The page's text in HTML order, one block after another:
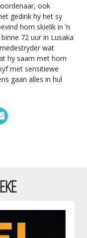
ook
gedink hy het sy
hom skielik in ’n
72 uur in Lusaka
wat
hy saam met hom
met sensitiewe
gaan alles in hul